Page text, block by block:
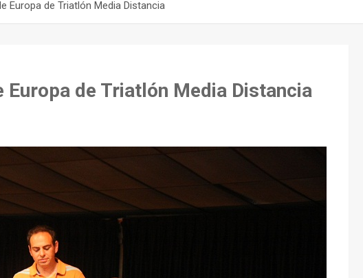
Europa de Triatlón Media Distancia
Europa de Triatlón Media Distancia